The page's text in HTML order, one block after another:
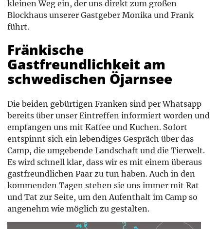
kleinen Weg ein, der uns direkt zum großen
Blockhaus unserer Gastgeber Monika und Frank
führt.
Fränkische
Gastfreundlichkeit am
schwedischen Öjarnsee
Die beiden gebürtigen Franken sind per Whatsapp
bereits über unser Eintreffen informiert worden und
empfangen uns mit Kaffee und Kuchen. Sofort
entspinnt sich ein lebendiges Gespräch über das
Camp, die umgebende Landschaft und die Tierwelt.
Es wird schnell klar, dass wir es mit einem überaus
gastfreundlichen Paar zu tun haben. Auch in den
kommenden Tagen stehen sie uns immer mit Rat
und Tat zur Seite, um den Aufenthalt im Camp so
angenehm wie möglich zu gestalten.